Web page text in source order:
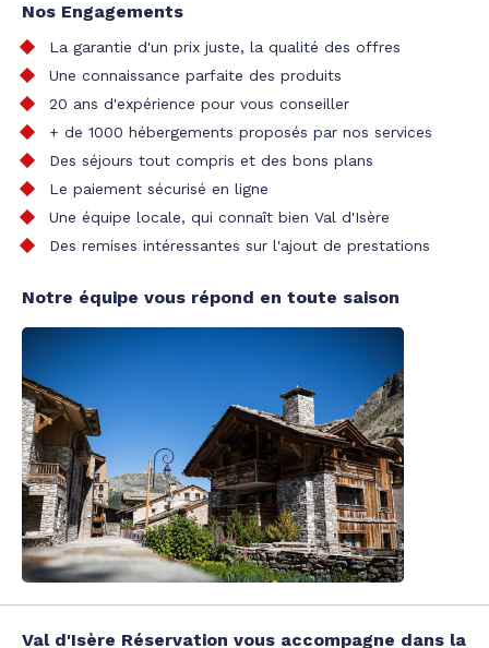
Nos Engagements
La garantie d'un prix juste, la qualité des offres
Une connaissance parfaite des produits
20 ans d'expérience pour vous conseiller
+ de 1000 hébergements proposés par nos services
Des séjours tout compris et des bons plans
Le paiement sécurisé en ligne
Une équipe locale, qui connaît bien Val d'Isère
Des remises intéressantes sur l'ajout de prestations
Notre équipe vous répond en toute saison
Val d'Isère Réservation vous accompagne dans la